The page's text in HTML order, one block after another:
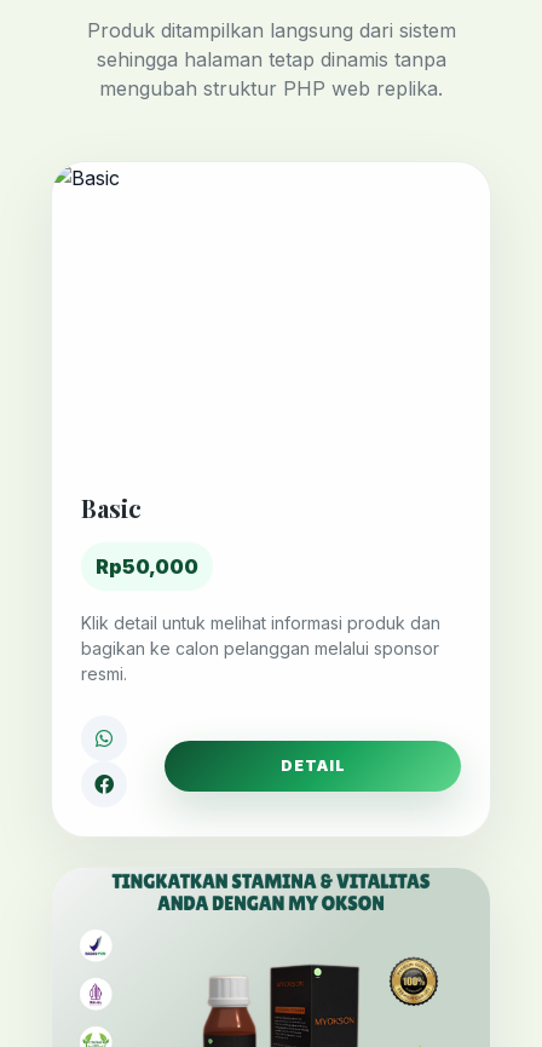
Produk ditampilkan langsung dari sistem
sehingga halaman tetap dinamis tanpa
mengubah struktur PHP web replika.
Basic
Rp50,000
Klik detail untuk melihat informasi produk dan
bagikan ke calon pelanggan melalui sponsor
resmi.
DETAIL